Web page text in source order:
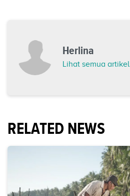
Herlina
Lihat semua artikel
RELATED NEWS